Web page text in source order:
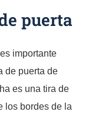
puerta
importante
de puerta de
es una tira de
los bordes de la